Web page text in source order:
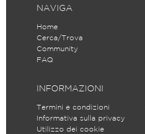
NAVIGA
Home
Cerca/Trova
Community
FAQ
INFORMAZIONI
Termini e condizioni
Informativa sulla privacy
Utilizzo dei cookie